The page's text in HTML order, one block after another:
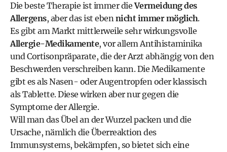
Die beste Therapie ist immer dieVermeidung des
Allergens, aber das ist ebennicht immer möglich.
Es gibt am Markt mittlerweile sehr wirkungsvolle
Allergie-Medikamente, vor allem Antihistaminika
und Cortisonpräparate, die der Arzt abhängig von den
Beschwerden verschreiben kann. Die Medikamente
gibt es als Nasen- oder Augentropfen oder klassisch
als Tablette. Diese wirken aber nur gegen die
Symptome der Allergie.
Will man das Übel an der Wurzel packen und die
Ursache, nämlich die Überreaktion des
Immunsystems, bekämpfen, so bietet sich eine